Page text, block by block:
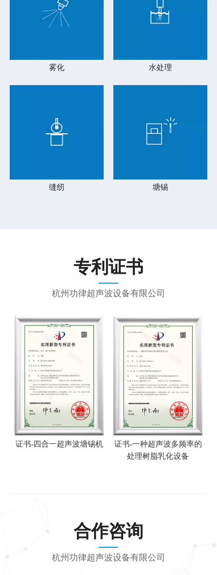
雾化 水处理
缝纫 塘锡
专利证书
杭州功律超声波设备有限公司
证书-四合一超声波塘锡机
证书-一种超声波多频率的
处理树脂乳化设备
合作咨询
杭州功律超声波设备有限公司